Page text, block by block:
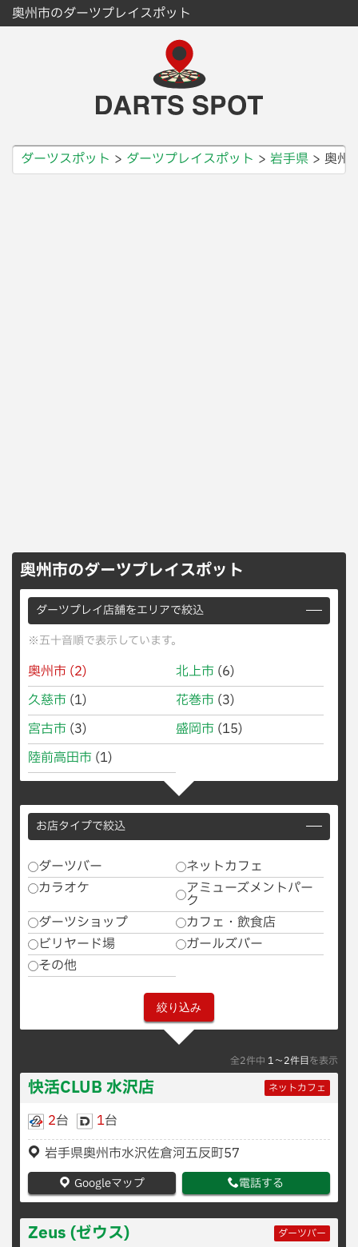
奥州市のダーツプレイスポット
ダーツスポット ダーツプレイスポット 岩手県 奥州
奥州市のダーツプレイスポット
ダーツプレイ店舗をエリアで絞込
※五十音順で表示しています。
奥州市 (2) 北上市 (6)
久慈市 (1) 花巻市 (3)
宮古市 (3) 盛岡市 (15)
陸前高田市 (1)
お店タイプで絞込
ダーツバー
ネットカフェ
カラオケ
アミューズメントパー
ク
ダーツショップ
カフェ・飲食店
ビリヤード場
ガールズバー
その他
全2件中 1〜2件目を表示
快活CLUB 水沢店 ネットカフェ
2台 1台
岩手県奥州市水沢佐倉河五反町57
Googleマップ 電話する
Zeus (ゼウス) ダーツバー